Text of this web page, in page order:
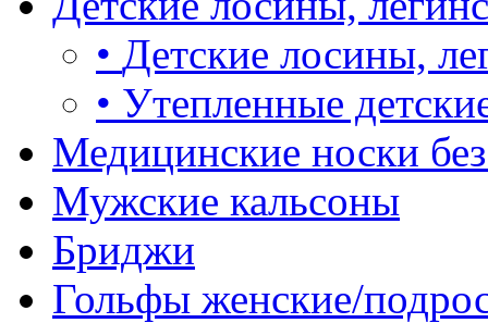
• Детские лосины,
• Утепленные
Медицинские носки
Мужские кальсоны
Бриджи
Гольфы женские/